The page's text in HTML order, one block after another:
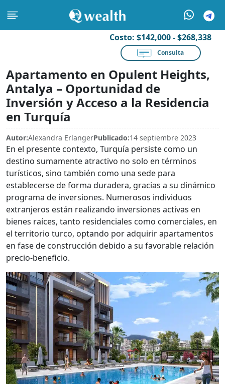
Costo: $142,000 - $268,338
Consulta
Apartamento en Opulent Heights,
Antalya – Oportunidad de
Inversión y Acceso a la Residencia
en Turquía
Autor:Alexandra ErlangerPublicado:14 septiembre 2023
En el presente contexto, Turquía persiste como un
destino sumamente atractivo no solo en términos
turísticos, sino también como una sede para
establecerse de forma duradera, gracias a su dinámico
programa de inversiones. Numerosos individuos
extranjeros están realizando inversiones activas en
bienes raíces, tanto residenciales como comerciales, en
el territorio turco, optando por adquirir apartamentos
en fase de construcción debido a su favorable relación
precio-beneficio.